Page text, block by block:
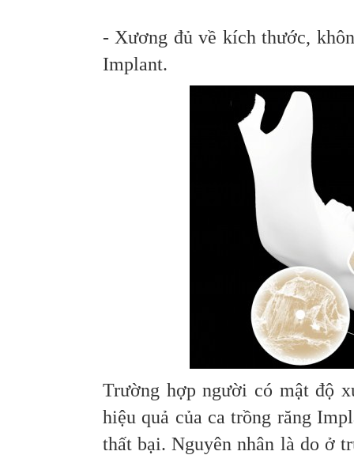
- Xương đủ về kích thước,
Implant.
Trường hợp người có mật độ
hiệu quả của ca trồng răng
thất bại. Nguyên nhân là do ở